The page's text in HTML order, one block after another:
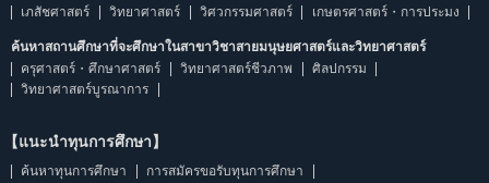
เภสัชศาสตร์
วิทยาศาสตร์ วิศวกรรมศาสตร์ เกษตรศาสตร์・การประมง
ค้นหาสถานศึกษาที่จะศึกษาในสาขาวิชาสายมนุษยศาสตร์และวิทยาศาสตร์
ครุศาสตร์・ศึกษาศาสตร์
วิทยาศาสตร์ชีวภาพ
ศิลปกรรม
วิทยาศาสตร์บูรณาการ
【แนะนำทุนการศึกษา】
ค้นหาทุนการศึกษา
การสมัครขอรับทุนการศึกษา